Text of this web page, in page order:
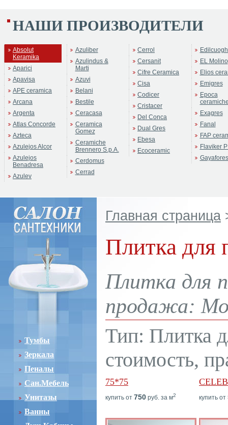
Absolut Keramika
НАШИ ПРОИЗВОДИТЕЛИ
Absolut
Keramika
Aparici
Apavisa
APE ceramica
Arcana
Argenta
Atlas Concorde
Azteca
Azulejos Alcor
Azulejos
Benadresa
Azulev
Azuliber
Azulindus &
Marti
Azuvi
Belani
Bestile
Ceracasa
Ceramica
Gomez
Ceramiche
Brennero S.p.A.
Cerdomus
Cerrad
Cerrol
Cersanit
Cifre Ceramica
Cisa
Codicer
Cristacer
Del Conca
Dual Gres
Ebesa
Ecoceramic
EL Molino
Elios
Emigres
Epoca
Exagres
Fanal
FAP
Flaviker
Gayafores
Тумбы
Зеркала
Пеналы
Сан.Мебель
Унитазы
Ванны
Главная страница
Плитка для
Плитка для
продажа:
Тип: Плитка
стоимость,
75*75
купить от 750 руб. за м2 купить от